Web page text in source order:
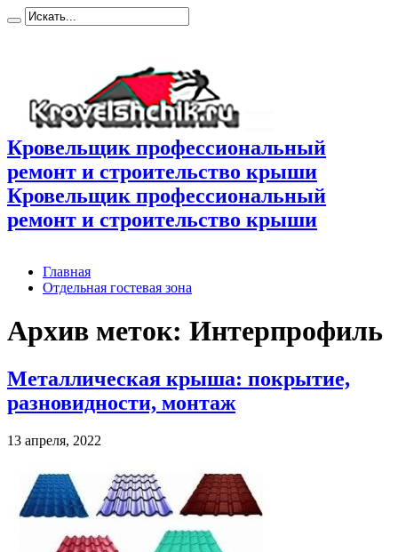
Кровельщик профессиональный
ремонт и строительство крыши
Кровельщик профессиональный
ремонт и строительство крыши
Главная
Отдельная гостевая зона
Архив меток: Интерпрофиль
Металлическая крыша: покрытие,
разновидности, монтаж
13 апреля, 2022